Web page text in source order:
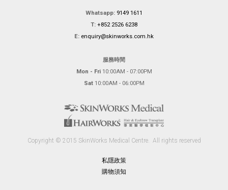
Whatsapp: 9149 1611
T: +852 2526 6238
E: enquiry@skinworks.com.hk
服務時間
Mon - Fri10:00AM - 07:00PM
Sat10:00AM - 06:00PM
Copyright © 2015 SkinWorks Medical Centre. All rights reserved
私隱政策
購物須知